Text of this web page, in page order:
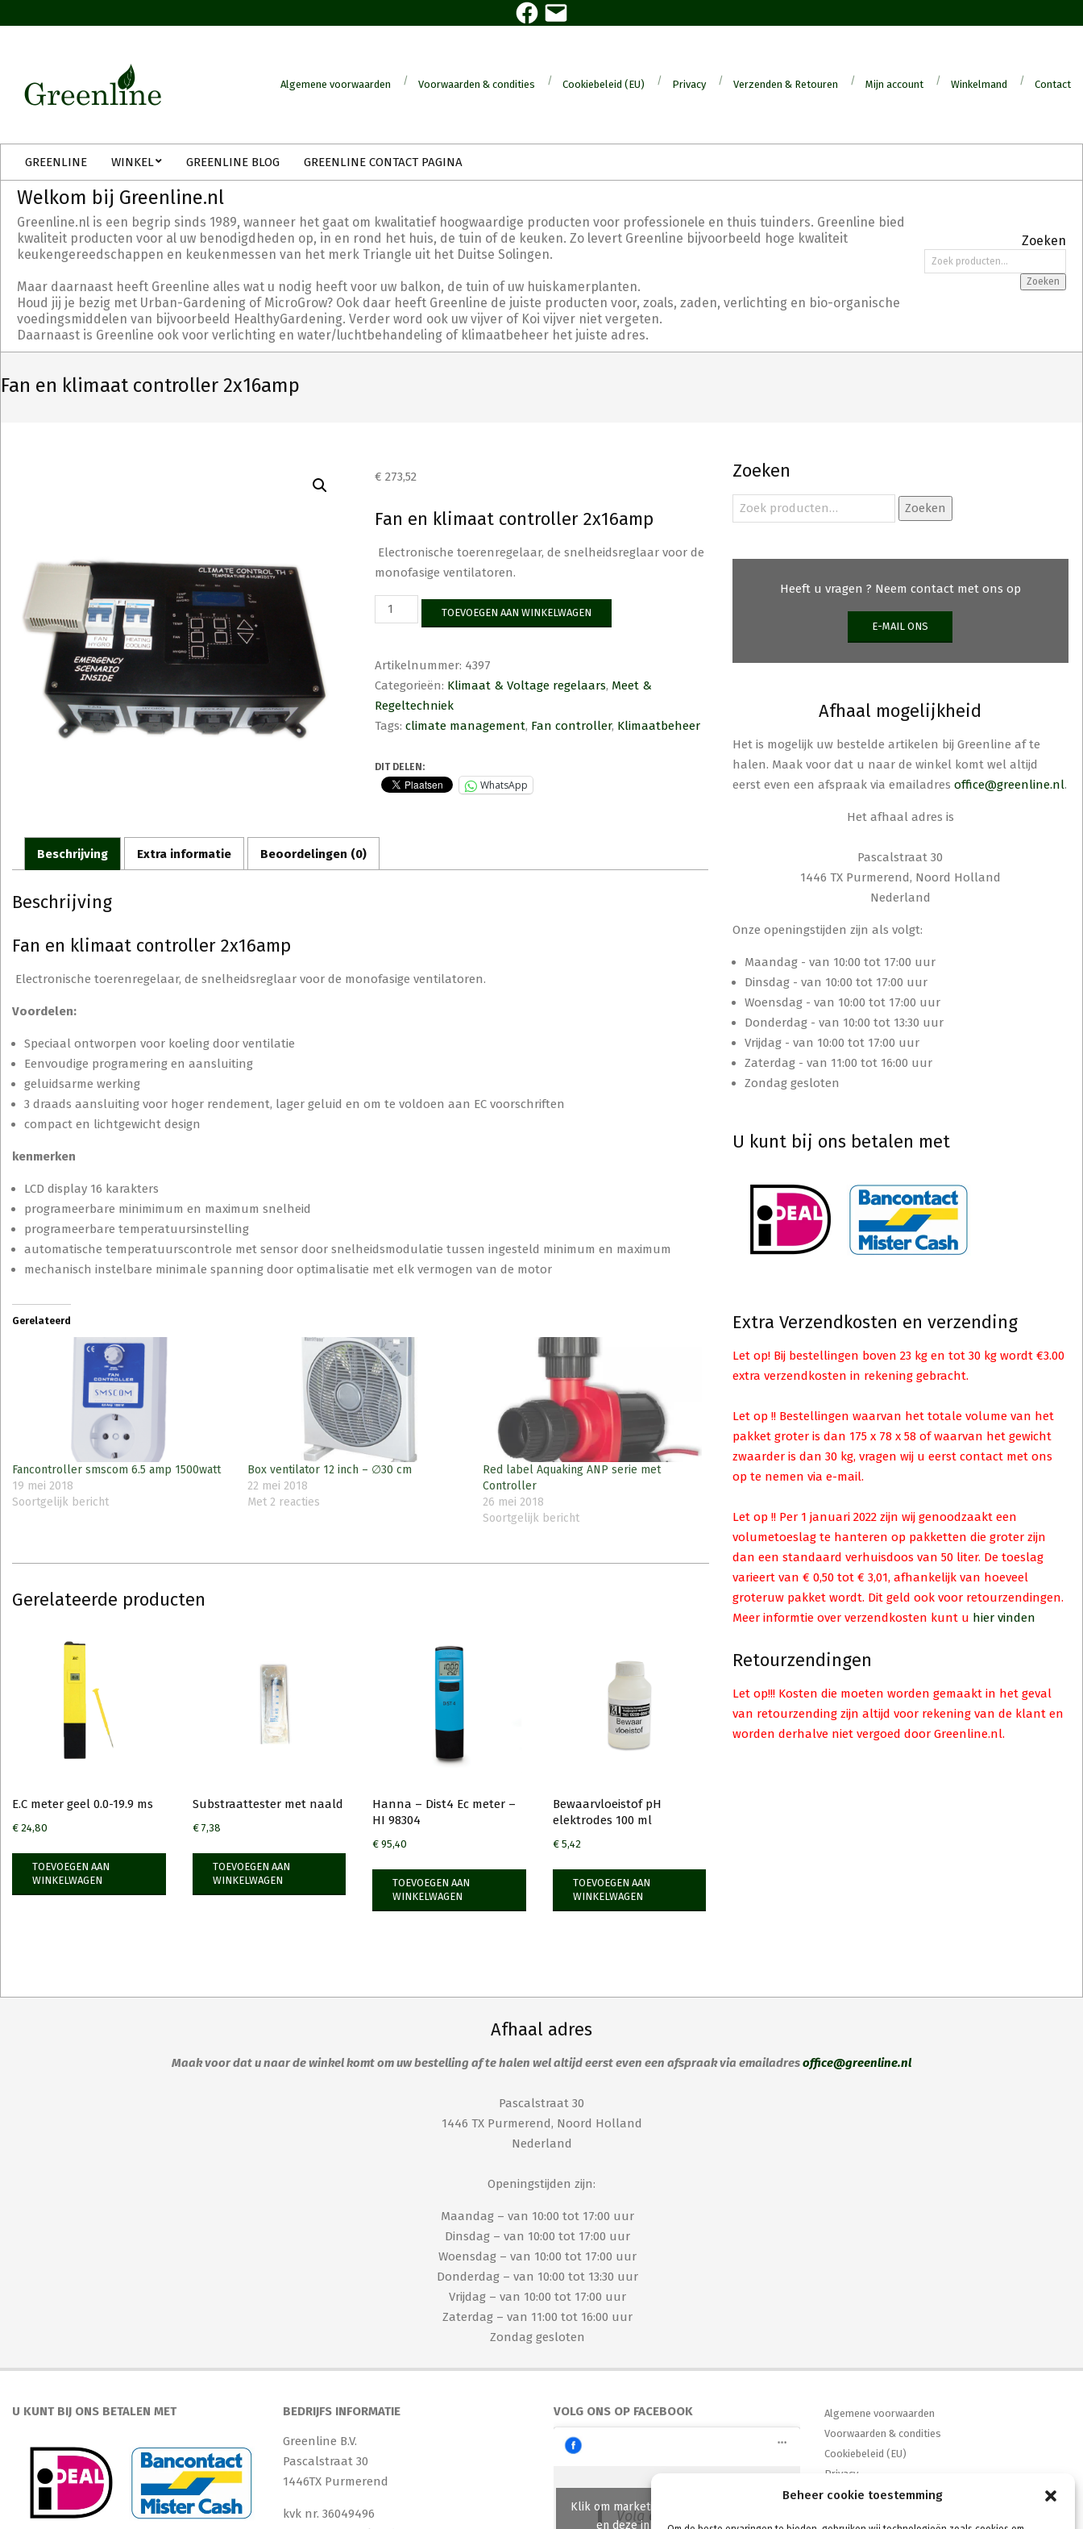
Beheer cookie toestemming
to
Facebook
E-
mail
Algemene voorwaarden Voorwaarden & condities Cookiebeleid (EU) Privacy Verzenden & Retouren Mijn account Winkelmand Contact
Menu
GREENLINE WINKEL GREENLINE BLOG GREENLINE CONTACT PAGINA
Welkom bij Greenline.nl
Greenline.nl is een begrip sinds 1989, wanneer het gaat om kwalitatief hoogwaardige producten voor professionele en thuis tuinders. Greenline bied
kwaliteit producten voor al uw benodigdheden op, in en rond het huis, de tuin of de keuken. Zo levert Greenline bijvoorbeeld hoge kwaliteit
keukengereedschappen en keukenmessen van het merk Triangle uit het Duitse Solingen.
Maar daarnaast heeft Greenline alles wat u nodig heeft voor uw balkon, de tuin of uw huiskamerplanten.
Houd jij je bezig met Urban-Gardening of MicroGrow? Ook daar heeft Greenline de juiste producten voor, zoals, zaden, verlichting en bio-organische
voedingsmiddelen van bijvoorbeeld HealthyGardening. Verder word ook uw vijver of Koi vijver niet vergeten.
Daarnaast is Greenline ook voor verlichting en water/luchtbehandeling of klimaatbeheer het juiste adres.
Zoeken
Zoeken
naar:
Zoeken
Fan en klimaat controller 2x16amp
€ 273,52
Fan en klimaat controller 2x16amp
Electronische toerenregelaar, de snelheidsreglaar voor de
monofasige ventilatoren.
Fan
en
2x16amp
aantal
TOEVOEGEN AAN WINKELWAGEN
Artikelnummer: 4397
Categorieën: Klimaat & Voltage regelaars, Meet &
Regeltechniek
Tags: climate management, Fan controller, Klimaatbeheer
DIT DELEN:
WhatsApp
Beschrijving Extra informatie Beoordelingen (0)
Beschrijving
Fan en klimaat controller 2x16amp
Electronische toerenregelaar, de snelheidsreglaar voor de monofasige ventilatoren.
Voordelen:
Speciaal ontworpen voor koeling door ventilatie
Eenvoudige programering en aansluiting
geluidsarme werking
3 draads aansluiting voor hoger rendement, lager geluid en om te voldoen aan EC voorschriften
compact en lichtgewicht design
kenmerken
LCD display 16 karakters
programeerbare minimimum en maximum snelheid
programeerbare temperatuursinstelling
automatische temperatuurscontrole met sensor door snelheidsmodulatie tussen ingesteld minimum en maximum
mechanisch instelbare minimale spanning door optimalisatie met elk vermogen van de motor
Gerelateerd
Fancontroller smscom 6.5 amp 1500watt
19 mei 2018
Soortgelijk bericht
Box ventilator 12 inch – ∅30 cm
22 mei 2018
Met 2 reacties
Red label Aquaking ANP serie met
Controller
26 mei 2018
Soortgelijk bericht
Gerelateerde producten
E.C meter geel 0.0-19.9 ms
€ 24,80
TOEVOEGEN AAN
WINKELWAGEN
Substraattester met naald
€7,38
TOEVOEGEN AAN
WINKELWAGEN
Hanna – Dist4 Ec meter –
HI 98304
€ 95,40
TOEVOEGEN AAN
WINKELWAGEN
Bewaarvloeistof pH
elektrodes 100 ml
€5,42
TOEVOEGEN AAN
WINKELWAGEN
Zoeken
Zoeken
naar:
Zoeken
Heeft u vragen ? Neem contact met ons op
E-MAIL ONS
Afhaal mogelijkheid
Het is mogelijk uw bestelde artikelen bij Greenline af te
halen. Maak voor dat u naar de winkel komt wel altijd
eerst even een afspraak via emailadres office@greenline.nl.
Het afhaal adres is
Pascalstraat 30
1446 TX Purmerend, Noord Holland
Nederland
Onze openingstijden zijn als volgt:
Maandag - van 10:00 tot 17:00 uur
Dinsdag - van 10:00 tot 17:00 uur
Woensdag - van 10:00 tot 17:00 uur
Donderdag - van 10:00 tot 13:30 uur
Vrijdag - van 10:00 tot 17:00 uur
Zaterdag - van 11:00 tot 16:00 uur
Zondag gesloten
U kunt bij ons betalen met
Extra Verzendkosten en verzending
Let op! Bij bestellingen boven 23 kg en tot 30 kg wordt €3.00
extra verzendkosten in rekening gebracht.
Let op !! Bestellingen waarvan het totale volume van het
pakket groter is dan 175 x 78 x 58 of waarvan het gewicht
zwaarder is dan 30 kg, vragen wij u eerst contact met ons
op te nemen via e-mail.
Let op !! Per 1 januari 2022 zijn wij genoodzaakt een
volumetoeslag te hanteren op pakketten die groter zijn
dan een standaard verhuisdoos van 50 liter. De toeslag
varieert van € 0,50 tot € 3,01, afhankelijk van hoeveel
groteruw pakket wordt. Dit geld ook voor retourzendingen.
Meer informtie over verzendkosten kunt u hier vinden
Retourzendingen
Let op!!! Kosten die moeten worden gemaakt in het geval
van retourzending zijn altijd voor rekening van de klant en
worden derhalve niet vergoed door Greenline.nl.
Afhaal adres
Maak voor dat u naar de winkel komt om uw bestelling af te halen wel altijd eerst even een afspraak via emailadresoffice@greenline.nl
Pascalstraat 30
1446 TX Purmerend, Noord Holland
Nederland
Openingstijden zijn:
Maandag – van 10:00 tot 17:00 uur
Dinsdag – van 10:00 tot 17:00 uur
Woensdag – van 10:00 tot 17:00 uur
Donderdag – van 10:00 tot 13:30 uur
Vrijdag – van 10:00 tot 17:00 uur
Zaterdag – van 11:00 tot 16:00 uur
Zondag gesloten
U KUNT BIJ ONS BETALEN MET BEDRIJFS INFORMATIE
Greenline B.V.
Pascalstraat 30
1446TX Purmerend
kvk nr. 36049496
VOLG ONS OP FACEBOOK
Volg ons op Facebook
Klik om marketing cookies te accepteren
en deze inhoud in te schakelen
Algemene voorwaarden
Voorwaarden & condities
Cookiebeleid (EU)
Privacy
Verzenden & Retouren